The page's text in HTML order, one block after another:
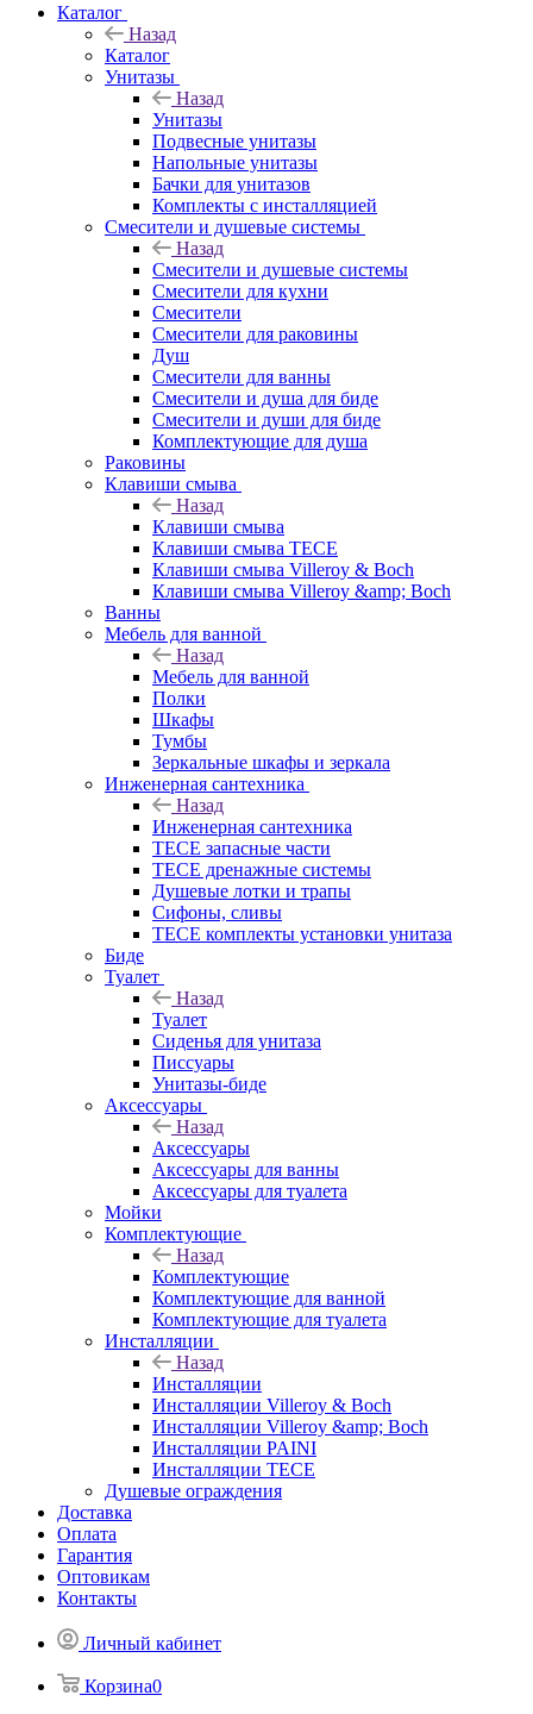
Каталог
Назад
Каталог
Унитазы
Назад
Унитазы
Подвесные унитазы
Напольные унитазы
Бачки для унитазов
Комплекты с инсталляцией
Смесители и душевые системы
Назад
Смесители и душевые системы
Смесители для кухни
Смесители
Смесители для раковины
Душ
Смесители для ванны
Смесители и душа для биде
Смесители и души для биде
Комплектующие для душа
Раковины
Клавиши смыва
Назад
Клавиши смыва
Клавиши смыва TECE
Клавиши смыва Villeroy & Boch
Клавиши смыва Villeroy &amp; Boch
Ванны
Мебель для ванной
Назад
Мебель для ванной
Полки
Шкафы
Тумбы
Зеркальные шкафы и зеркала
Инженерная сантехника
Назад
Инженерная сантехника
TECE запасные части
TECE дренажные системы
Душевые лотки и трапы
Сифоны, сливы
TECE комплекты установки унитаза
Биде
Туалет
Назад
Туалет
Сиденья для унитаза
Писсуары
Унитазы-биде
Аксессуары
Назад
Аксессуары
Аксессуары для ванны
Аксессуары для туалета
Мойки
Комплектующие
Назад
Комплектующие
Комплектующие для ванной
Комплектующие для туалета
Инсталляции
Назад
Инсталляции
Инсталляции Villeroy & Boch
Инсталляции Villeroy &amp; Boch
Инсталляции PAINI
Инсталляции TECE
Душевые ограждения
Доставка
Оплата
Гарантия
Оптовикам
Контакты
Личный кабинет
Корзина0